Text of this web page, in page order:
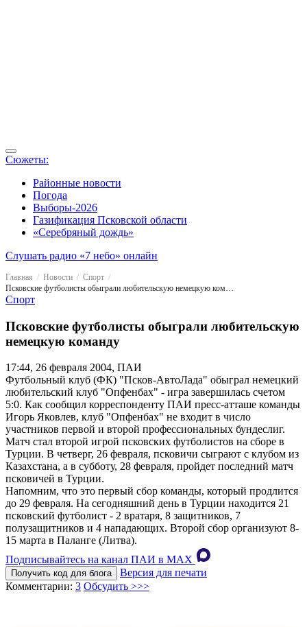
Сюжеты:
Районные новости
Погода
Выборы-2026
Газификация Псковской области
«Серебряный дождь»
Слушать радио «7 небо» онлайн
Главная Новости
Спорт
Псковские футболисты обыграли любительскую немецкую команду
Спорт
Псковские футболисты обыграли любительскую
немецкую команду
17:44, 26 февраля 2004, ПАИ
Футбольный клуб (ФК) "Псков-АвтоЛада" обыграл немецкий
любительский клуб "Опфенбах" - игра завершилась счетом
5:0. Как сообщил корреспонденту ПАИ пресс-атташе команды
Игорь Яковлев, клуб "Опфенбах" не входит в число
участников первой и второй профессиональных бундеслиг.
Матч стал второй игрой псковских футболистов на сборе в
Турции. В четверг, 26 февраля, псковичи сыграют с клубом из
Казахстана, а в субботу, 28 февраля, пройдет последний матч
псковичей в Турции.
Напомним, что это первый сбор команды, который продлится
до 29 февраля. На сегодняшний день в Турции находится 21
псковский футболист - 2 вратаря, 8 защитников, 7
полузащитников и 4 нападающих. Второй сбор организуют 8-
15 марта в Паланге (Литва).
Подписывайтесь на канал ПАИ в MAХ
Получить код для блога
Версия для печати
Комментарии: 3 Обсудить >>>